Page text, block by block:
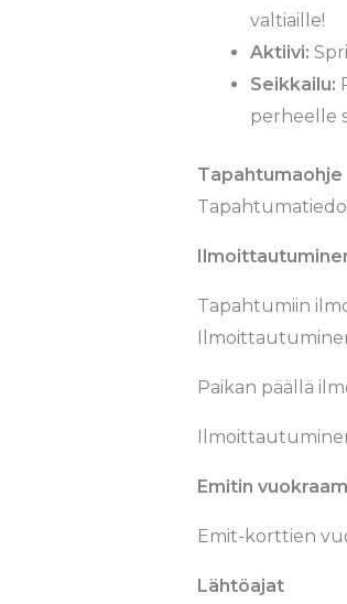
valtiaille!
Aktiivi:
Seikkailu:
perheelle
Tapahtumaohje
Tapahtumiin
Paikan päällä
Emitin
Emit-korttien
Lähtöajat